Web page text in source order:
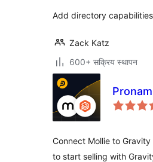
Add directory
Zack Katz
600+ सक्रिय स्थापन
Connect Mollie to
to start selling with